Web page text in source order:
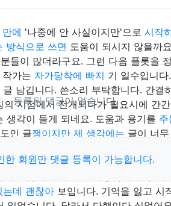
에 '나중에 안 사실이지만'으로 시작
방식으로 쓰면 도움이 되시지 않을까
들이 많더라구요. 그런 다음 플롯을
가는 자가당착에 빠지 기 일수입니
글 남깁니다. 쓴소리 부탁합니다. 간결
의 시점에서 전개되다가 필요시에 간
생각이 들게 되네요. 도움과 용기를
인 글쟁이지만 제 생각에는 글이 너
무 진지하게 받아들이지는 말아주세
는데 괜찮아 보입니다. 기억을 잃고 시
등록된 댓글이 없습니다.
한 회원만 댓글 등록이 가능합니다.